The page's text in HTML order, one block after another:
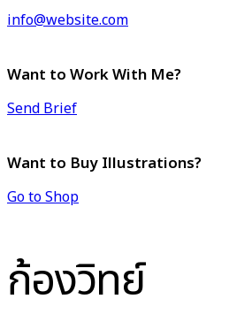
info@website.com
Want to Work With Me?
Send Brief
Want to Buy Illustrations?
Go to Shop
ก้องวิทย์